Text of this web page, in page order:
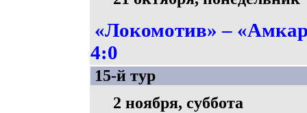
«Локомотив» –
4:0
15-й тур
2 ноября, суббота